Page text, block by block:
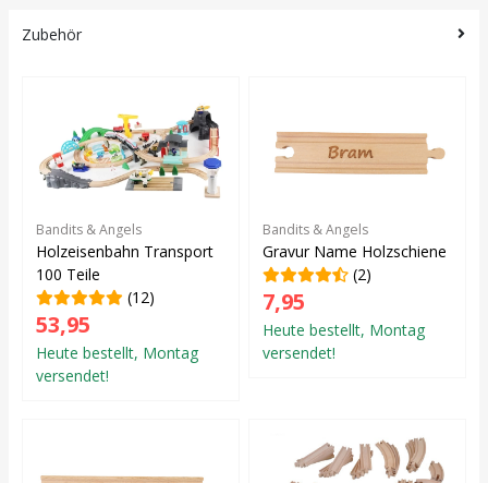
Zubehör
Bandits & Angels
Holzeisenbahn Transport
100 Teile
(12)
53,95
Heute bestellt, Montag
versendet!
Bandits & Angels
Gravur Name Holzschiene
(2)
7,95
Heute bestellt, Montag
versendet!